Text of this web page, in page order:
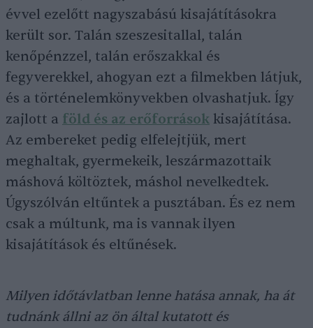
évvel ezelőtt nagyszabású kisajátításokra
került sor. Talán szeszesitallal, talán
kenőpénzzel, talán erőszakkal és
fegyverekkel, ahogyan ezt a filmekben látjuk,
és a történelemkönyvekben olvashatjuk. Így
zajlott a föld és az erőforrások kisajátítása.
Az embereket pedig elfelejtjük, mert
meghaltak, gyermekeik, leszármazottaik
máshová költöztek, máshol nevelkedtek.
Úgyszólván eltűntek a pusztában. És ez nem
csak a múltunk, ma is vannak ilyen
kisajátítások és eltűnések.
Milyen időtávlatban lenne hatása annak, ha át
tudnánk állni az ön által kutatott és